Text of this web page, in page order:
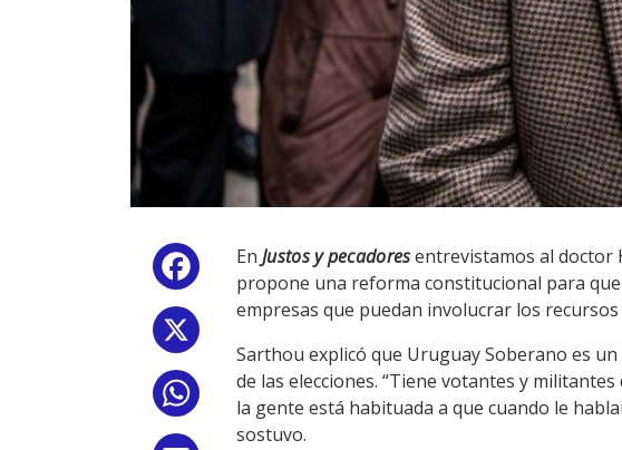
Facebook
WhatsApp
En Justos y pecadoresentrevistamos al doctor
propone una reforma constitucional para
empresas que puedan involucrar los
Sarthou explicó que Uruguay Soberano es
de las elecciones. “Tiene votantes y
la gente está habituada a que cuando le
sostuvo.